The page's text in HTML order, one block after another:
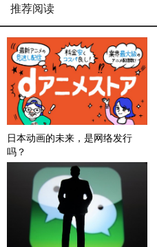
推荐阅读
日本动画的未来，是网络发行
吗？